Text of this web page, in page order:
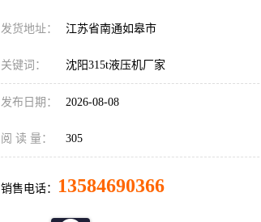
发货地址： 江苏省南通如皋市
关键词： 沈阳315t液压机厂家
发布日期： 2026-08-08
阅 读 量： 305
销售电话： 13584690366